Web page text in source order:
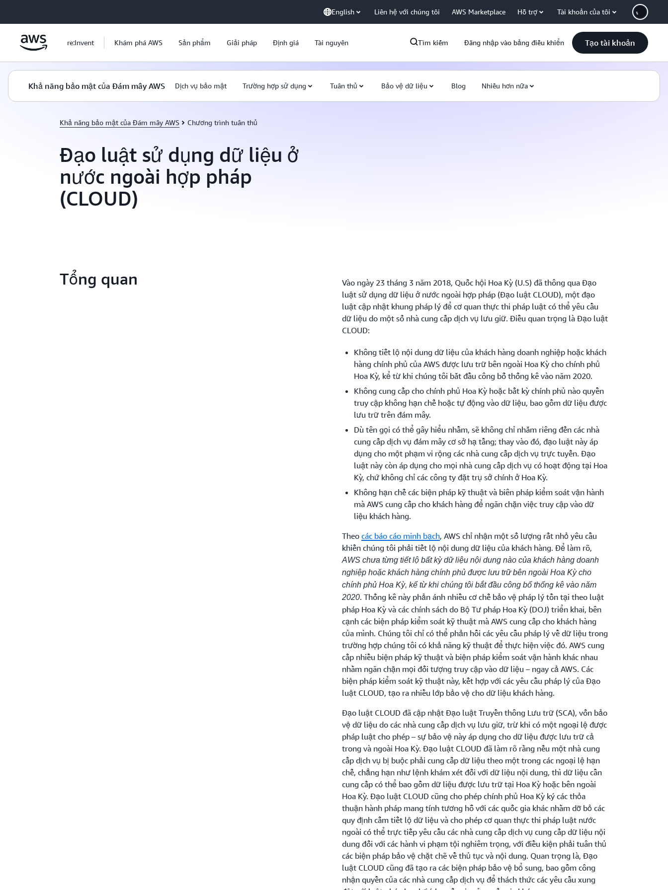
English Liên hệ với chúng tôi AWS Marketplace Hỗ trợ Tài khoản của tôi
re:Invent Khám phá AWS Sản phẩm Giải pháp Định giá Tài nguyên Tìm kiếm Đăng nhập vào bảng điều khiển Tạo tài khoản
Khả năng bảo mật của Đám mây AWS Dịch vụ bảo mật Trường hợp sử dụng Tuân thủ Bảo vệ dữ liệu Blog Nhiều hơn nữa
Khả năng bảo mật của Đám mây AWS Chương trình tuân thủ
Đạo luật sử dụng dữ liệu ở
nước ngoài hợp pháp
(CLOUD)
Tổng quan
Vào ngày 23 tháng 3 năm 2018, Quốc hội Hoa Kỳ (U.S) đã thông qua Đạo
luật sử dụng dữ liệu ở nước ngoài hợp pháp (Đạo luật CLOUD), một đạo
luật cập nhật khung pháp lý để cơ quan thực thi pháp luật có thể yêu cầu
dữ liệu do một số nhà cung cấp dịch vụ lưu giữ. Điều quan trọng là Đạo luật
CLOUD:
Không tiết lộ nội dung dữ liệu của khách hàng doanh nghiệp hoặc khách
hàng chính phủ của AWS được lưu trữ bên ngoài Hoa Kỳ cho chính phủ
Hoa Kỳ, kể từ khi chúng tôi bắt đầu công bố thống kê vào năm 2020.
Không cung cấp cho chính phủ Hoa Kỳ hoặc bất kỳ chính phủ nào quyền
truy cập không hạn chế hoặc tự động vào dữ liệu, bao gồm dữ liệu được
lưu trữ trên đám mây.
Dù tên gọi có thể gây hiểu nhầm, sẽ không chỉ nhắm riêng đến các nhà
cung cấp dịch vụ đám mây cơ sở hạ tầng; thay vào đó, đạo luật này áp
dụng cho một phạm vi rộng các nhà cung cấp dịch vụ trực tuyến. Đạo
luật này còn áp dụng cho mọi nhà cung cấp dịch vụ có hoạt động tại Hoa
Kỳ, chứ không chỉ các công ty đặt trụ sở chính ở Hoa Kỳ.
Không hạn chế các biện pháp kỹ thuật và biên pháp kiểm soát vận hành
mà AWS cung cấp cho khách hàng để ngăn chặn việc truy cập vào dữ
liệu khách hàng.
Theo các báo cáo minh bạch, AWS chỉ nhận một số lượng rất nhỏ yêu cầu
khiến chúng tôi phải tiết lộ nội dung dữ liệu của khách hàng. Để làm rõ,
AWS chưa từng tiết lộ bất kỳ dữ liệu nội dung nào của khách hàng doanh
nghiệp hoặc khách hàng chính phủ được lưu trữ bên ngoài Hoa Kỳ cho
chính phủ Hoa Kỳ, kể từ khi chúng tôi bắt đầu công bố thống kê vào năm
2020. Thống kê này phản ánh nhiều cơ chế bảo vệ pháp lý tồn tại theo luật
pháp Hoa Kỳ và các chính sách do Bộ Tư pháp Hoa Kỳ (DOJ) triển khai, bên
cạnh các biện pháp kiểm soát kỹ thuật mà AWS cung cấp cho khách hàng
của mình. Chúng tôi chỉ có thể phản hồi các yêu cầu pháp lý về dữ liệu trong
trường hợp chúng tôi có khả năng kỹ thuật để thực hiện việc đó. AWS cung
cấp nhiều biện pháp kỹ thuật và biện pháp kiểm soát vận hành khác nhau
nhằm ngăn chặn mọi đối tượng truy cập vào dữ liệu – ngay cả AWS. Các
biện pháp kiểm soát kỹ thuật này, kết hợp với các yêu cầu pháp lý của Đạo
luật CLOUD, tạo ra nhiều lớp bảo vệ cho dữ liệu khách hàng.
Đạo luật CLOUD đã cập nhật Đạo luật Truyền thông Lưu trữ (SCA), vốn bảo
vệ dữ liệu do các nhà cung cấp dịch vụ lưu giữ, trừ khi có một ngoại lệ được
pháp luật cho phép – sự bảo vệ này áp dụng cho dữ liệu được lưu trữ cả
trong và ngoài Hoa Kỳ. Đạo luật CLOUD đã làm rõ rằng nếu một nhà cung
cấp dịch vụ bị buộc phải cung cấp dữ liệu theo một trong các ngoại lệ hạn
chế, chẳng hạn như lệnh khám xét đối với dữ liệu nội dung, thì dữ liệu cần
cung cấp có thể bao gồm dữ liệu được lưu trữ tại Hoa Kỳ hoặc bên ngoài
Hoa Kỳ. Đạo luật CLOUD cũng cho phép chính phủ Hoa Kỳ ký các thỏa
thuận hành pháp mang tính tương hỗ với các quốc gia khác nhằm dỡ bỏ các
quy định cấm tiết lộ dữ liệu và cho phép cơ quan thực thi pháp luật nước
ngoài có thể trực tiếp yêu cầu các nhà cung cấp dịch vụ cung cấp dữ liệu nội
dung đối với các hành vi phạm tội nghiêm trọng, với điều kiện phải tuân thủ
các biện pháp bảo vệ chặt chẽ về thủ tục và nội dung. Quan trọng là, Đạo
luật CLOUD cũng đã tạo ra các biện pháp bảo vệ bổ sung, bao gồm công
nhận quyền của các nhà cung cấp dịch vụ để thách thức các yêu cầu xung